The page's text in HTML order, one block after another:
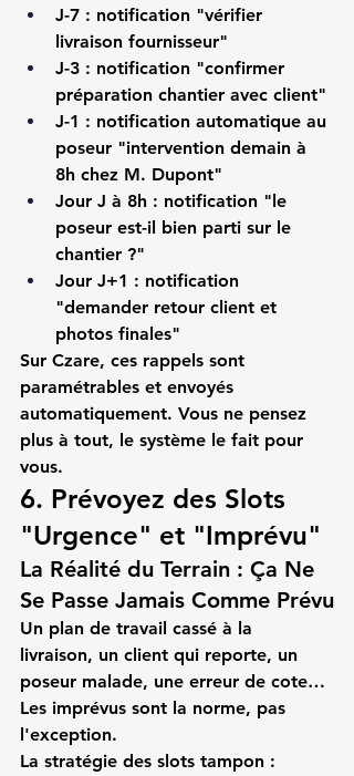
J-7 : notification "vérifier
livraison fournisseur"
J-3 : notification "confirmer
préparation chantier avec client"
J-1 : notification automatique au
poseur "intervention demain à
8h chez M. Dupont"
Jour J à 8h : notification "le
poseur est-il bien parti sur le
chantier ?"
Jour J+1 : notification
"demander retour client et
photos finales"
Sur Czare, ces rappels sont
paramétrables et envoyés
automatiquement. Vous ne pensez
plus à tout, le système le fait pour
vous.
6. Prévoyez des Slots
"Urgence" et "Imprévu"
La Réalité du Terrain : Ça Ne
Se Passe Jamais Comme Prévu
Un plan de travail cassé à la
livraison, un client qui reporte, un
poseur malade, une erreur de cote…
Les imprévus sont la norme, pas
l'exception.
La stratégie des slots tampon :